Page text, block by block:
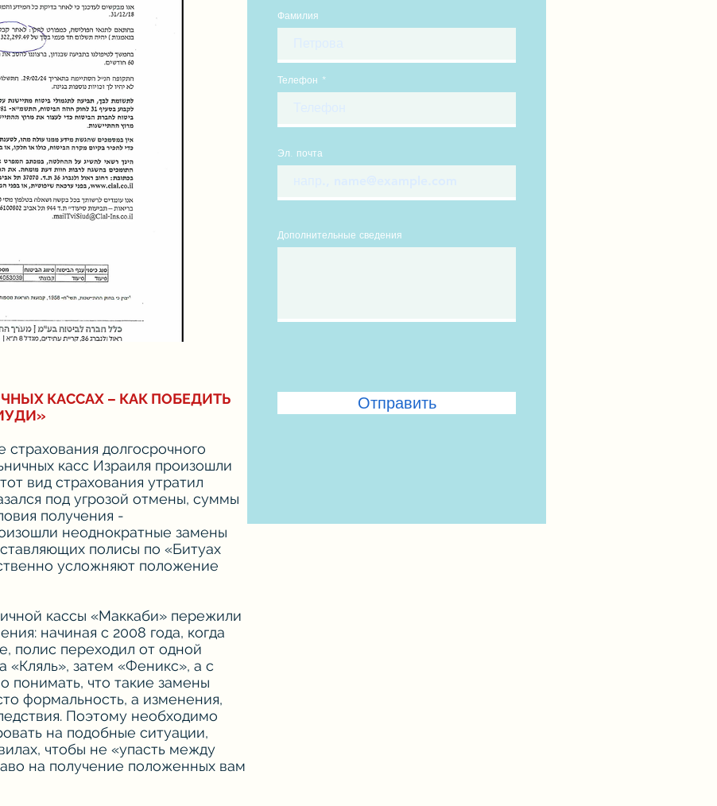
КАССАХ – КАК ПОБЕДИТЬ
долгосрочного
касс Израиля произошли
вид страхования утратил
под угрозой отмены, суммы
получения -
неоднократные замены
полисы по «Битуах
усложняют положение
кассы «Маккаби» пережили
начиная с 2008 года, когда
полис переходил от одной
«Кляль», затем «Феникс», а с
понимать, что такие замены
формальность, а изменения,
Поэтому необходимо
на подобные ситуации,
чтобы не «упасть между
на получение положенных вам
Фамилия
Телефон
Эл. почта
Дополнительные сведения
Отправить